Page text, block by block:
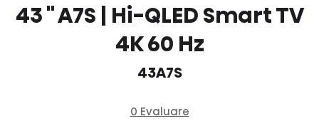
43 '' A7S | Hi-QLED Smart TV
4K 60 Hz
43A7S
0 Evaluare